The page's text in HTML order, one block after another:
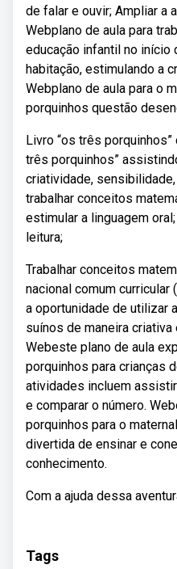
de falar e ouvir; Ampliar a
Webplano de aula para
educação infantil no início
habitação, estimulando a
Webplano de aula para o
porquinhos questão
Livro “os três
três porquinhos”
criatividade,
trabalhar conceitos
estimular a linguagem
leitura;
Trabalhar conceitos
nacional comum
a oportunidade de utilizar
suínos de maneira criativa
Webeste plano de aula
porquinhos para crianças
atividades incluem
e comparar o número.
porquinhos para o
divertida de ensinar e
conhecimento.
Com a ajuda dessa
Tags